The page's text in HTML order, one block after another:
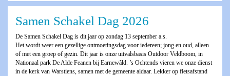
Samen Schakel Dag 2026
De Samen Schakel Dag is dit jaar op zondag 13 september a.s.
Het wordt weer een gezellige ontmoetingsdag voor iedereen; jong en oud, alleen
of met een groep of gezin. Dit jaar is onze uitvalsbasis Outdoor Veldboom, in
Nationaal park De Alde Feanen bij Earnewâld. ’s Ochtends vieren we onze dienst
in de kerk van Warstiens, samen met de gemeente aldaar. Lekker op fietsafstand